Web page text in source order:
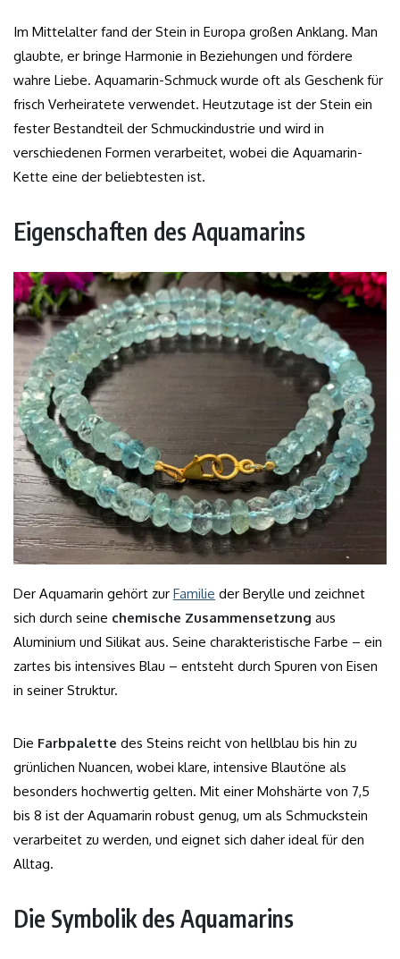
Im Mittelalter fand der Stein in Europa großen Anklang. Man
glaubte, er bringe Harmonie in Beziehungen und fördere
wahre Liebe. Aquamarin-Schmuck wurde oft als Geschenk für
frisch Verheiratete verwendet. Heutzutage ist der Stein ein
fester Bestandteil der Schmuckindustrie und wird in
verschiedenen Formen verarbeitet, wobei die Aquamarin-
Kette eine der beliebtesten ist.
Eigenschaften des Aquamarins
Der Aquamarin gehört zur Familie der Berylle und zeichnet
sich durch seine chemische Zusammensetzung aus
Aluminium und Silikat aus. Seine charakteristische Farbe – ein
zartes bis intensives Blau – entsteht durch Spuren von Eisen
in seiner Struktur.
Die Farbpalette des Steins reicht von hellblau bis hin zu
grünlichen Nuancen, wobei klare, intensive Blautöne als
besonders hochwertig gelten. Mit einer Mohshärte von 7,5
bis 8 ist der Aquamarin robust genug, um als Schmuckstein
verarbeitet zu werden, und eignet sich daher ideal für den
Alltag.
Die Symbolik des Aquamarins